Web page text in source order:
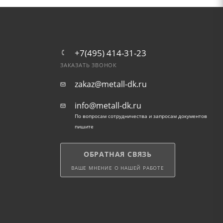
+7(495) 414-31-23
ЗАКАЗАТЬ ЗВОНОК
zakaz@metall-dk.ru
info@metall-dk.ru
По вопросам сотрудничества и запросам документов
пишите
ОБРАТНАЯ СВЯЗЬ
ВАШЕ МНЕНИЕ О НАШЕЙ РАБОТЕ